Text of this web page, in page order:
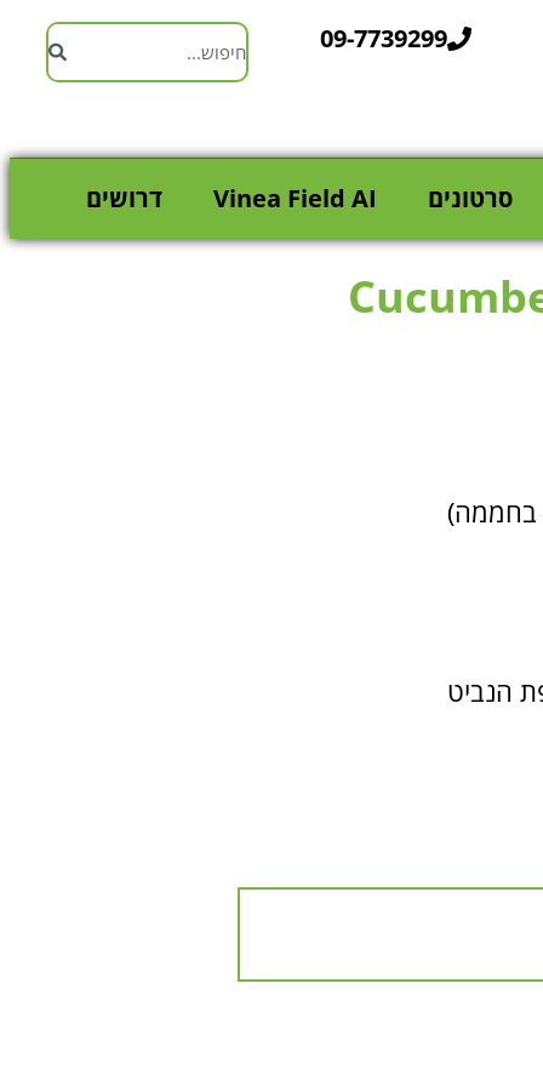
09-7739299
סרטונים Vinea Field AI דרושים
בחממה)
הנביט